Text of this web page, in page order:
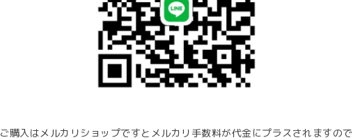
ご購入はメルカリショップですとメルカリ手数料が代金にプラスされますので